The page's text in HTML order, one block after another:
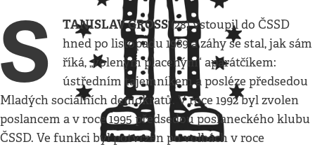
S TANISLAV GROSS(28) vstoupil do ČSSD
hned po listopadu 1989 a záhy se stal, jak sám
říká, „voleným placeným“ aparátčíkem:
ústředním tajemníkem a posléze předsedou
Mladých sociálních demokratů. V roce 1992 byl zvolen
poslancem a v roce 1995 předsedou poslaneckého klubu
ČSSD. Ve funkci byl potvrzen po volbách v roce